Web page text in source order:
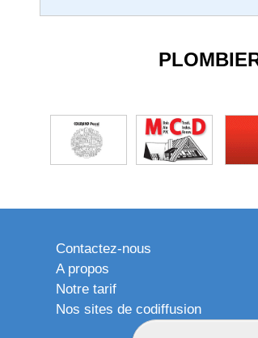
Contactez-nous
A propos
Notre tarif
Nos sites de codiffusion